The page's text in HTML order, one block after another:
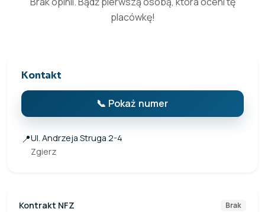
placówkę!
Kontakt
📞 Pokaż numer
📍Ul. Andrzeja Struga 2-4
Zgierz
Kontrakt NFZ Brak